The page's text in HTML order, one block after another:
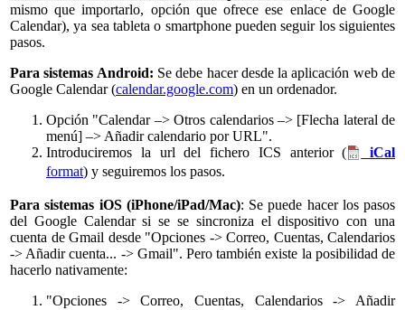
mismo que importarlo, opción que ofrece ese enlace de Google
Calendar), ya sea tableta o smartphone pueden seguir los siguientes
pasos.
Para sistemas Android: Se debe hacer desde la aplicación web de
Google Calendar (calendar.google.com) en un ordenador.
Opción "Calendar –> Otros calendarios –> [Flecha lateral de
menú] –> Añadir calendario por URL".
Introduciremos la url del fichero ICS anterior (
iCal
format) y seguiremos los pasos.
Para sistemas iOS (iPhone/iPad/Mac): Se puede hacer los pasos
del Google Calendar si se se sincroniza el dispositivo con una
cuenta de Gmail desde "Opciones -> Correo, Cuentas, Calendarios
-> Añadir cuenta... -> Gmail". Pero también existe la posibilidad de
hacerlo nativamente:
"Opciones -> Correo, Cuentas, Calendarios -> Añadir